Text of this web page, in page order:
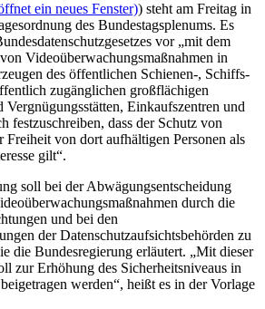
ein neues Fenster)) steht am Freitag in
des Bundestagsplenums. Es
vor „mit dem
Videoüberwachungsmaßnahmen in
des öffentlichen Schienen-, Schiffs-
zugänglichen großflächigen
Einkaufszentren und
festzuschreiben, dass der Schutz von
Freiheit von dort aufhältigen Personen als
gilt“.
soll bei der Abwägungsentscheidung
durch die
und bei den
der Datenschutzaufsichtsbehörden zu
die Bundesregierung erläutert. „Mit dieser
zur Erhöhung des Sicherheitsniveaus in
werden“, heißt es in der Vorlage